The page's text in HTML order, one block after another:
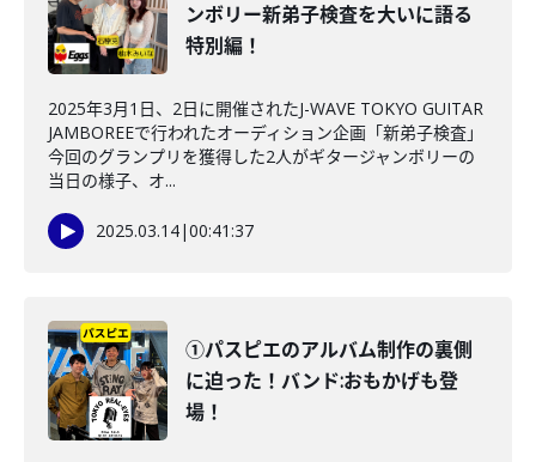
ンボリー新弟子検査を大いに語る
特別編！
2025年3月1日、2日に開催されたJ-WAVE TOKYO GUITAR
JAMBOREEで行われたオーディション企画「新弟子検査」
今回のグランプリを獲得した2人がギタージャンボリーの
当日の様子、オ...
2025.03.14|00:41:37
①パスピエのアルバム制作の裏側
に迫った！バンド:おもかげも登
場！